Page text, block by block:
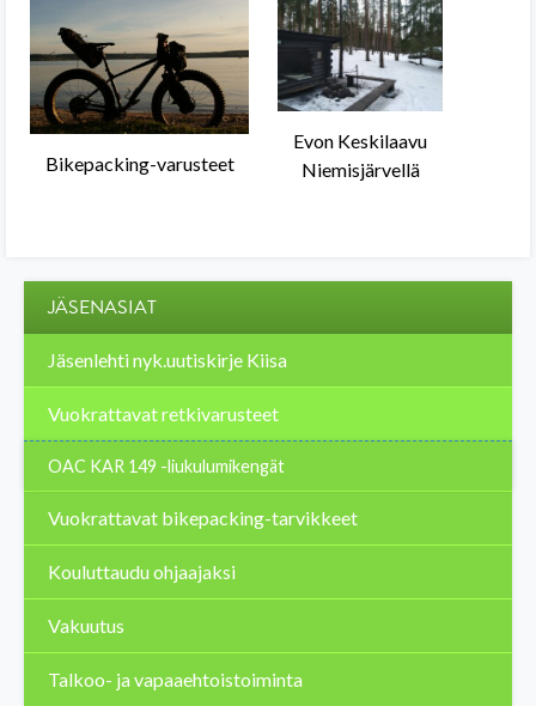
Bikepacking-varusteet
Evon Keskilaavu
Niemisjärvellä
JÄSENASIAT
Jäsenlehti nyk.uutiskirje Kiisa
Vuokrattavat retkivarusteet
OAC KAR 149 -liukulumikengät
Vuokrattavat bikepacking-tarvikkeet
Kouluttaudu ohjaajaksi
Vakuutus
Talkoo- ja vapaaehtoistoiminta